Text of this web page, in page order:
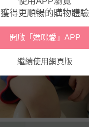
獲得更順暢的購物體驗
開啟「媽咪愛」APP
繼續使用網頁版